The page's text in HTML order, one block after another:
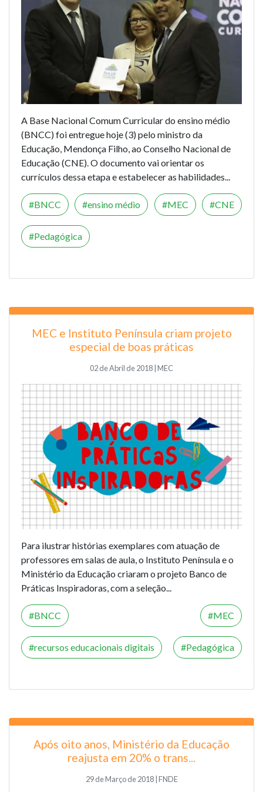
A Base Nacional Comum Curricular do ensino médio
(BNCC) foi entregue hoje (3) pelo ministro da
Educação, Mendonça Filho, ao Conselho Nacional de
Educação (CNE). O documento vai orientar os
currículos dessa etapa e estabelecer as habilidades...
BNCC ensino médio MEC CNE
Pedagógica
MEC e Instituto Península criam projeto
especial de boas práticas
02 de Abril de 2018 | MEC
Para ilustrar histórias exemplares com atuação de
professores em salas de aula, o Instituto Península e o
Ministério da Educação criaram o projeto Banco de
Práticas Inspiradoras, com a seleção...
BNCC MEC
recursos educacionais digitais Pedagógica
Após oito anos, Ministério da Educação
reajusta em 20% o trans...
29 de Março de 2018 | FNDE